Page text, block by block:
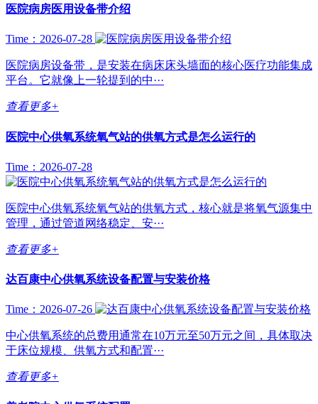
医院病房医用设备带介绍
Time：2026-07-28
医院病房设备带，是安装在病床床头墙面的核心医疗功能集成
平台。它就像上一轮提到的中···
查看更多+
医院中心供氧系统氧气站的供氧方式是怎么运行的
Time：2026-07-28
医院中心供氧系统氧气站的供氧方式，核心就是将氧气源集中
管理，通过管道网络稳定、安···
查看更多+
达百康中心供氧系统设备配置与安装价格
Time：2026-07-26
中心供氧系统的总费用通常在10万元至50万元之间，具体取决
于床位规模、供氧方式和配置···
查看更多+